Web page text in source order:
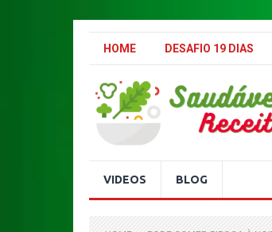
.
HOME DESAFIO 19 DIAS
VIDEOS BLOG